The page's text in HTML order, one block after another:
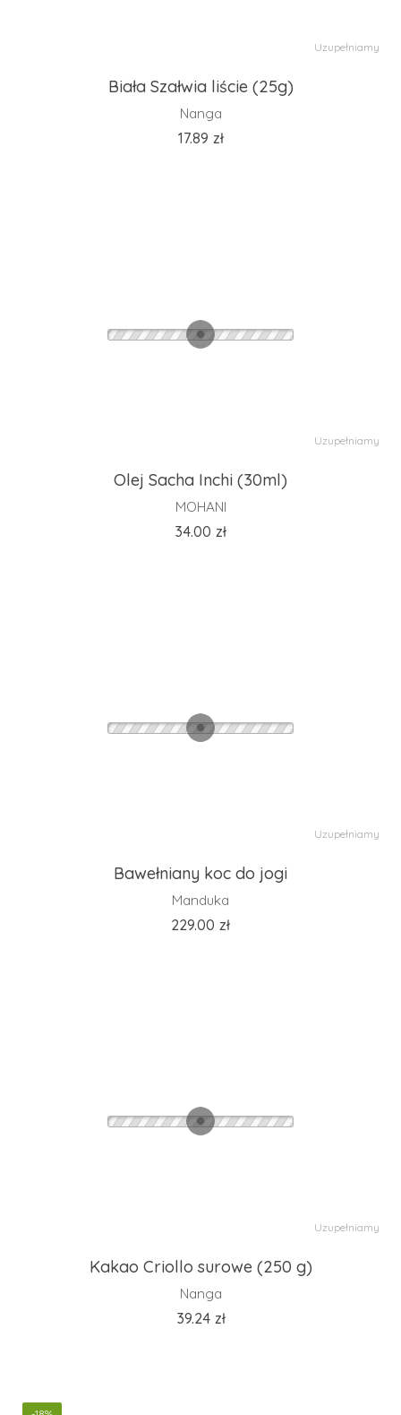
Uzupełniamy
Biała Szałwia liście (25g)
Nanga
17.89 zł
Uzupełniamy
Olej Sacha Inchi (30ml)
MOHANI
34.00 zł
Uzupełniamy
Bawełniany koc do jogi
Manduka
229.00 zł
Uzupełniamy
Kakao Criollo surowe (250 g)
Nanga
39.24 zł